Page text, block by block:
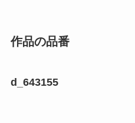
作品の品番
d_643155